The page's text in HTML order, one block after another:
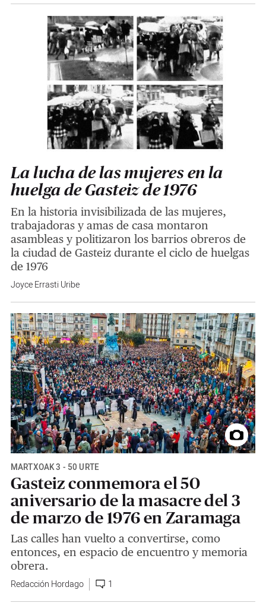
La lucha de las mujeres en la
huelga de Gasteiz de 1976
En la historia invisibilizada de las mujeres,
trabajadoras y amas de casa montaron
asambleas y politizaron los barrios obreros de
la ciudad de Gasteiz durante el ciclo de huelgas
de 1976
Joyce Errasti Uribe
MARTXOAK 3 - 50 URTE
Gasteiz conmemora el 50
aniversario de la masacre del 3
de marzo de 1976 en Zaramaga
Las calles han vuelto a convertirse, como
entonces, en espacio de encuentro y memoria
obrera.
Redacción Hordago 1